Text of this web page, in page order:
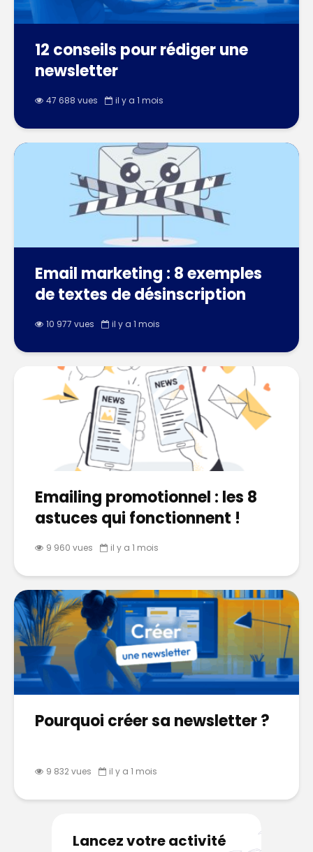
12 conseils pour rédiger une
newsletter
47 688 vues il y a 1 mois
Email marketing : 8 exemples
de textes de désinscription
10 977 vues il y a 1 mois
Emailing promotionnel : les 8
astuces qui fonctionnent !
9 960 vues il y a 1 mois
Pourquoi créer sa newsletter ?
9 832 vues il y a 1 mois
Lancez votre activité